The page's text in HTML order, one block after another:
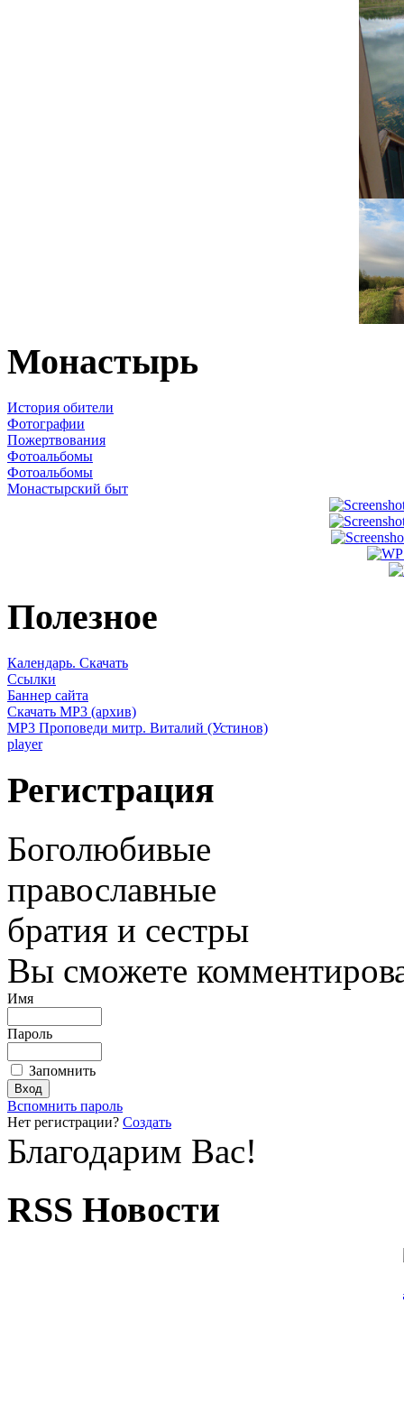
Монастырь
История обители
Фотографии
Пожертвования
Фотоальбомы
Фотоальбомы
Монастырский быт
Полезное
Календарь. Скачать
Ссылки
Баннер сайта
Скачать MP3 (архив)
MP3 Проповеди митр. Виталий (Устинов)
player
Регистрация
Боголюбивые
православные
братия и сестры
Вы сможете
Имя
Пароль
Запомнить
Вспомнить пароль
Нет регистрации? Создать
Благодарим Вас!
RSS Новости